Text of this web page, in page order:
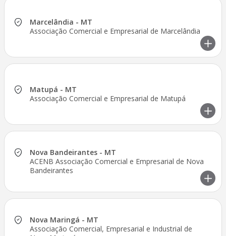
Marcelândia - MT
Associação Comercial e Empresarial de Marcelândia
Matupá - MT
Associação Comercial e Empresarial de Matupá
Nova Bandeirantes - MT
ACENB Associação Comercial e Empresarial de Nova
Bandeirantes
Nova Maringá - MT
Associação Comercial, Empresarial e Industrial de